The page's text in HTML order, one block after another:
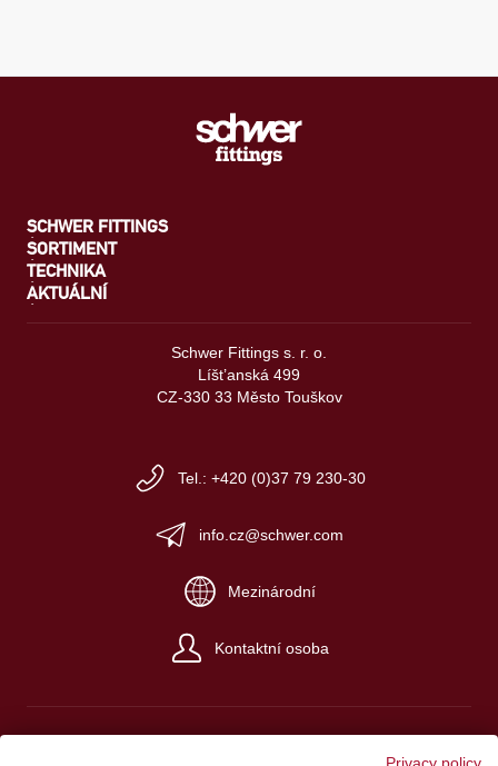
SCHWER FITTINGS
SORTIMENT
TECHNIKA
AKTUÁLNÍ
Schwer Fittings s. r. o.
Líšt’anská 499
CZ-330 33 Město Touškov
Tel.: +420 (0)37 79 230-30
info.cz@schwer.com
Mezinárodní
Kontaktní osoba